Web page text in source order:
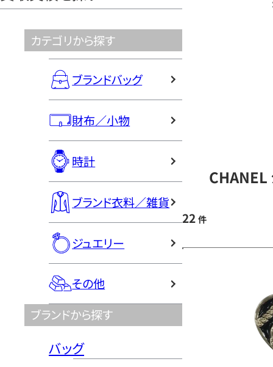
カテゴリから探す
ブランドバッグ
財布／小物
時計
ブランド衣料／雑貨
ジュエリー
その他
ブランドから探す
バッグ
CHANEL
22 件